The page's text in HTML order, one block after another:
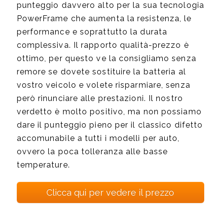
punteggio davvero alto per la sua tecnologia
PowerFrame che aumenta la resistenza, le
performance e soprattutto la durata
complessiva. Il rapporto qualità-prezzo è
ottimo, per questo ve la consigliamo senza
remore se dovete sostituire la batteria al
vostro veicolo e volete risparmiare, senza
però rinunciare alle prestazioni. Il nostro
verdetto è molto positivo, ma non possiamo
dare il punteggio pieno per il classico difetto
accomunabile a tutti i modelli per auto,
ovvero la poca tolleranza alle basse
temperature.
Clicca qui per vedere il prezzo